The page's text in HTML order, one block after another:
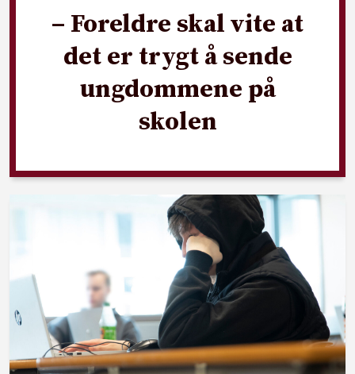
– Foreldre skal vite at
det er trygt å sende
ungdommene på
skolen